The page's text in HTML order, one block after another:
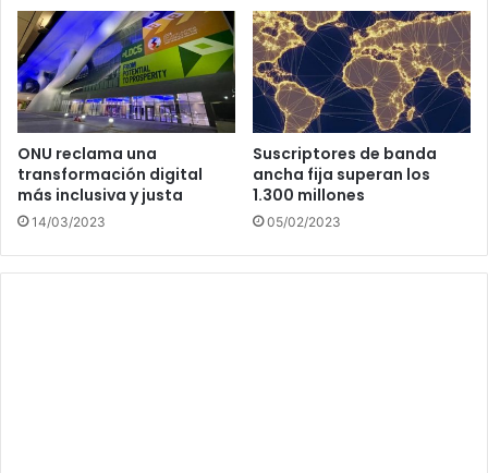
ONU reclama una
transformación digital
más inclusiva y justa
14/03/2023
Suscriptores de banda
ancha fija superan los
1.300 millones
05/02/2023